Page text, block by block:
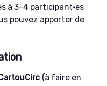
à 3-4 participant·es
pouvez apporter de
(à faire en